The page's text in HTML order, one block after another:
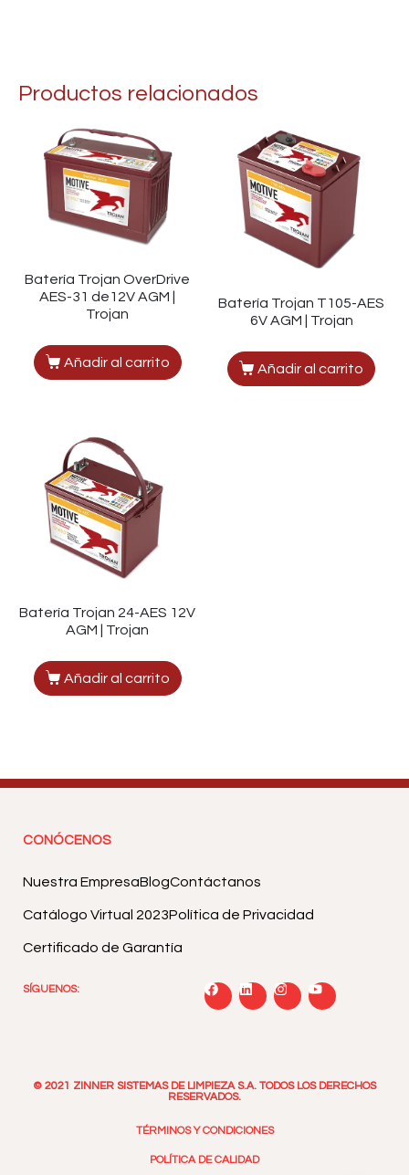
Productos relacionados
Batería Trojan OverDrive
AES-31 de12V AGM |
Trojan
Añadir al carrito
Batería Trojan T105-AES
6V AGM | Trojan
Añadir al carrito
Batería Trojan 24-AES 12V
AGM | Trojan
Añadir al carrito
CONÓCENOS
Nuestra EmpresaBlogContáctanos
Catálogo Virtual 2023Política de Privacidad
Certificado de Garantía
SÍGUENOS:
© 2021 ZINNER SISTEMAS DE LIMPIEZA S.A. TODOS LOS DERECHOS
RESERVADOS.
TÉRMINOS Y CONDICIONES
POLÍTICA DE CALIDAD